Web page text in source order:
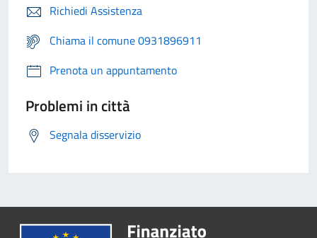
Richiedi Assistenza
Chiama il comune 0931896911
Prenota un appuntamento
Problemi in città
Segnala disservizio